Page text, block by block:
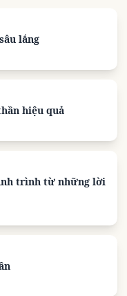
lắng
hiệu quả
trình từ những lời